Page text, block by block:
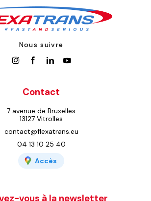
Nous suivre
Contact
7 avenue de Bruxelles
13127 Vitrolles
contact@flexatrans.eu
04 13 10 25 40
Accès
vous à la newsletter